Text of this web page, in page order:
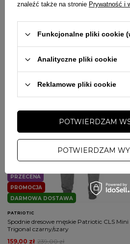
SZCZEGÓŁY PRODUKTU
Kolor niebieski
wymaganych przepisami
PYTANIA O PRODUKT
WYBRANE
PROMOCJA
PRZECENA
DARMOWA DOSTAWA
PATRIOTIC
Spodnie dresowe męskie Patriotic CLS Mini
Trigonal czarny/szary
239,00 zł
159,00 zł
znaleźć także na stronie Prywatność i
Funkcjonalne pliki cookie
Analityczne pliki cookie
Reklamowe pliki cookie
POTWIERDZAM
POTWIERDZAM